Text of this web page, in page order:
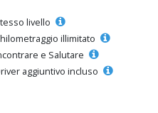
livello
illimitato
e Salutare
aggiuntivo incluso